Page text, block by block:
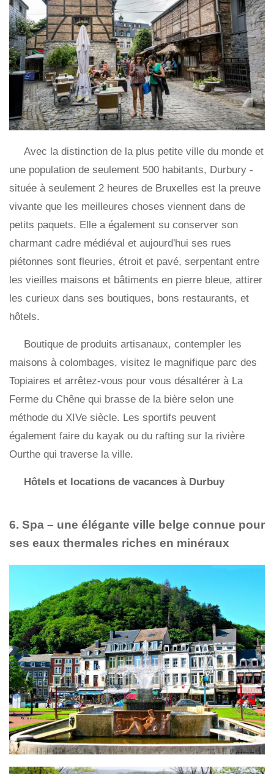
Avec la distinction de la plus petite ville du monde et
une population de seulement 500 habitants, Durbury -
située à seulement 2 heures de Bruxelles est la preuve
vivante que les meilleures choses viennent dans de
petits paquets. Elle a également su conserver son
charmant cadre médiéval et aujourd'hui ses rues
piétonnes sont fleuries, étroit et pavé, serpentant entre
les vieilles maisons et bâtiments en pierre bleue, attirer
les curieux dans ses boutiques, bons restaurants, et
hôtels.
Boutique de produits artisanaux, contempler les
maisons à colombages, visitez le magnifique parc des
Topiaires et arrêtez-vous pour vous désaltérer à La
Ferme du Chêne qui brasse de la bière selon une
méthode du XIVe siècle. Les sportifs peuvent
également faire du kayak ou du rafting sur la rivière
Ourthe qui traverse la ville.
Hôtels et locations de vacances à Durbuy
6. Spa – une élégante ville belge connue pour
ses eaux thermales riches en minéraux